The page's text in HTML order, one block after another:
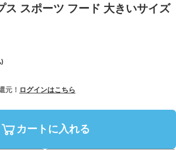
ス スポーツ フード 大きいサイズ
元！ ログインはこちら
カートに入れる